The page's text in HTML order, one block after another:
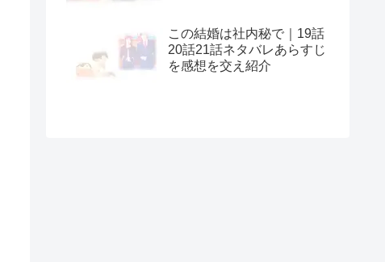
この結婚は社内秘で｜19話
20話21話ネタバレあらすじ
を感想を交え紹介